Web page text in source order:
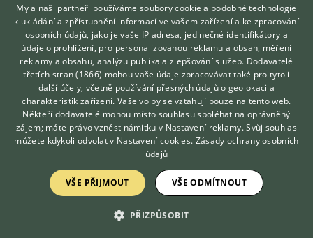
Korela chocholatá
Krahujec obecný
Kraska červenozobá
Kříženci
Krkavec velký
Kubánka malá
Kulíšek nejmenší
Latam vlaštovčí
Leskoptev zlatoprsá
Hledáte zvířecího kamaráda?
Zdarma vám poradí
VETERINÁŘ ONLINE
KONZULTOVAT S
VETERINÁŘEM
My a naši partneři používáme soubory cookie a podobné technologie
k ukládání a zpřístupnění informací ve vašem zařízení a ke zpracování
osobních údajů, jako je vaše IP adresa, jedinečné identifikátory a
údaje o prohlížení, pro personalizovanou reklamu a obsah, měření
reklamy a obsahu, analýzu publika a zlepšování služeb. Dodavatelé
třetích stran (1866) mohou vaše údaje zpracovávat také pro tyto i
další účely, včetně používání přesných údajů o geolokaci a
charakteristik zařízení. Vaše volby se vztahují pouze na tento web.
Někteří dodavatelé mohou místo souhlasu spoléhat na oprávněný
zájem; máte právo vznést námitku v Nastavení reklamy. Svůj souhlas
můžete kdykoli odvolat v Nastavení cookies. Zásady ochrany osobních
údajů
VŠE PŘIJMOUT VŠE ODMÍTNOUT
PŘIZPŮSOBIT